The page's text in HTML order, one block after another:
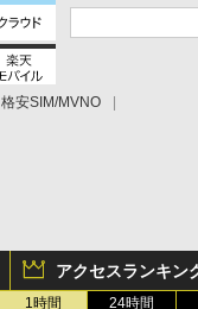
格安SIM/MVNO
アクセスランキン
1時間 24時間